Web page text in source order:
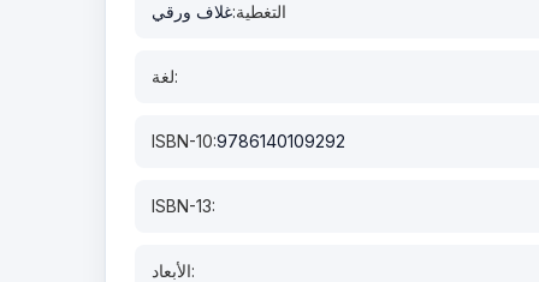
التغطية:غلاف ورقي
لغة:
ISBN-10:9786140109292
ISBN-13:
الأبعاد: